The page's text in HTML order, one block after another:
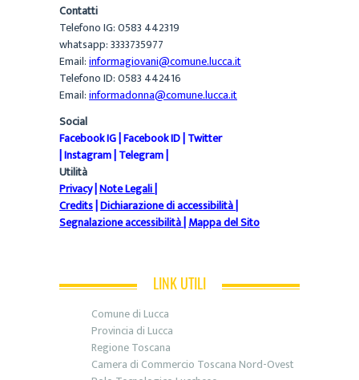
Contatti
Telefono IG: 0583 442319
whatsapp: 3333735977
Email:informagiovani@comune.lucca.it
Telefono ID: 0583 442416
Email:informadonna@comune.lucca.it
Social
Facebook IG|Facebook ID|Twitter
|Instagram|Telegram|
Utilità
Privacy|Note Legali|
Credits|Dichiarazione di accessibilità|
Segnalazione accessibilità|Mappa del Sito
LINK UTILI
Comune di Lucca
Provincia di Lucca
Regione Toscana
Camera di Commercio Toscana Nord-Ovest